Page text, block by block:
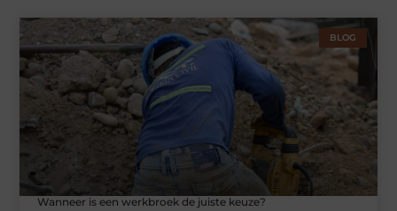
BLOG
Wanneer is een werkbroek de juiste keuze?